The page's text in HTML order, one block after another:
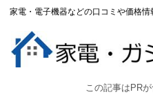
家電・電子機器などの口コミや価格情
この記事はPR